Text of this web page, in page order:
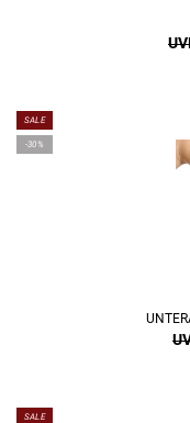
SALE
-30%
SALE